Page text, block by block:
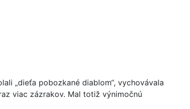
„dieťa pobozkané diablom“, vychovávala
viac zázrakov. Mal totiž výnimočnú